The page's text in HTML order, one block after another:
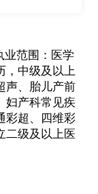
范围：医学
，中级及以上
声、胎儿产前
妇产科常见疾
彩超、四维彩
二级及以上医